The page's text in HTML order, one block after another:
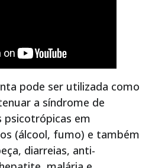
pode ser utilizada como
a síndrome de
psicotrópicas em
(álcool, fumo) e também
diarreias, anti-